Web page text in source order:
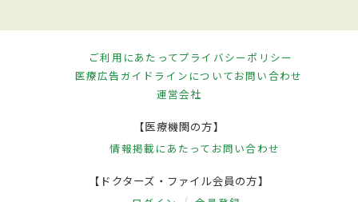
ご利用にあたってプライバシーポリシー
医療広告ガイドラインについてお問い合わせ
運営会社
【医療機関の方】
情報掲載にあたって お問い合わせ
【ドクターズ・ファイル会員の方】